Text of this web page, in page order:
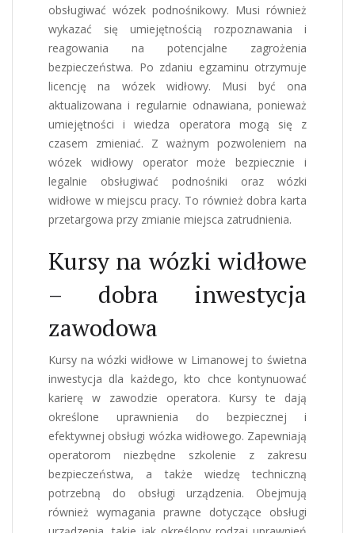
obsługiwać wózek podnośnikowy. Musi również
wykazać się umiejętnością rozpoznawania i
reagowania na potencjalne zagrożenia
bezpieczeństwa. Po zdaniu egzaminu otrzymuje
licencję na wózek widłowy. Musi być ona
aktualizowana i regularnie odnawiana, ponieważ
umiejętności i wiedza operatora mogą się z
czasem zmieniać. Z ważnym pozwoleniem na
wózek widłowy operator może bezpiecznie i
legalnie obsługiwać podnośniki oraz wózki
widłowe w miejscu pracy. To również dobra karta
przetargowa przy zmianie miejsca zatrudnienia.
Kursy na wózki widłowe
– dobra inwestycja
zawodowa
Kursy na wózki widłowe w Limanowej to świetna
inwestycja dla każdego, kto chce kontynuować
karierę w zawodzie operatora. Kursy te dają
określone uprawnienia do bezpiecznej i
efektywnej obsługi wózka widłowego. Zapewniają
operatorom niezbędne szkolenie z zakresu
bezpieczeństwa, a także wiedzę techniczną
potrzebną do obsługi urządzenia. Obejmują
również wymagania prawne dotyczące obsługi